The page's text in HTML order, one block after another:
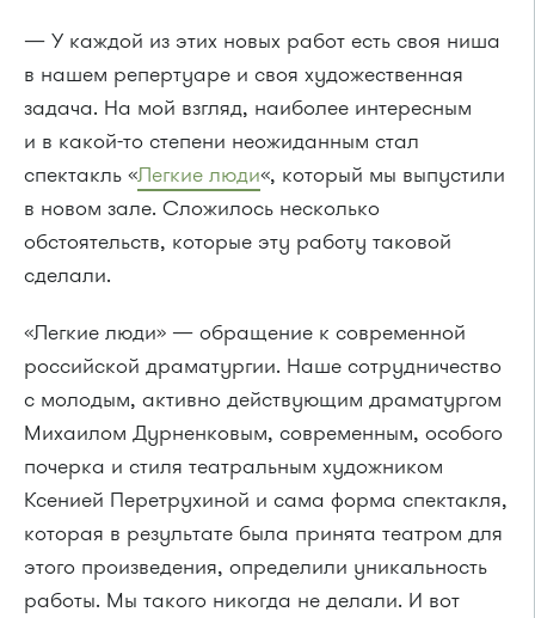
— У каждой из этих новых работ есть своя ниша
в нашем репертуаре и своя художественная
задача. На мой взгляд, наиболее интересным
и в какой-то степени неожиданным стал
спектакль «Легкие люди«, который мы выпустили
в новом зале. Сложилось несколько
обстоятельств, которые эту работу таковой
сделали.
«Легкие люди» — обращение к современной
российской драматургии. Наше сотрудничество
с молодым, активно действующим драматургом
Михаилом Дурненковым, современным, особого
почерка и стиля театральным художником
Ксенией Перетрухиной и сама форма спектакля,
которая в результате была принята театром для
этого произведения, определили уникальность
работы. Мы такого никогда не делали. И вот